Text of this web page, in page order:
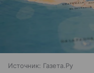
Источник: Газета.Ру